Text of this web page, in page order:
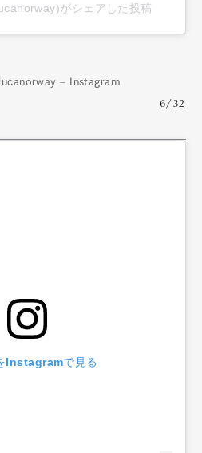
がシェアした投稿
– Instagram
6/32
Instagramで見る